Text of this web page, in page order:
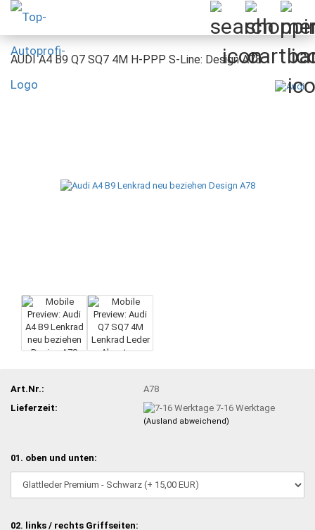
AUDI A4 B9 Q7 SQ7 4M H-PPP S-Line: Design A78
Art.Nr.:
A78
Lieferzeit:
7-16 Werktage
(Ausland abweichend)
01. oben und unten:
02. links / rechts Griffseiten: